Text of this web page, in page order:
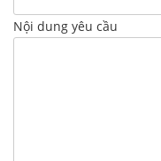
Nội dung yêu cầu